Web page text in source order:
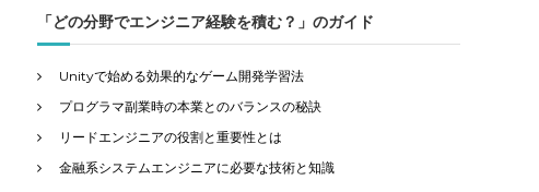
「どの分野でエンジニア経験を積む？」のガイド
Unityで始める効果的なゲーム開発学習法
プログラマ副業時の本業とのバランスの秘訣
リードエンジニアの役割と重要性とは
金融系システムエンジニアに必要な技術と知識